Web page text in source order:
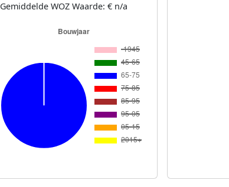
Gemiddelde WOZ Waarde: € n/a